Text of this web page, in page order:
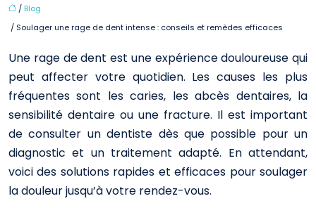
/ Blog
/ Soulager une rage de dent intense : conseils et remèdes efficaces
Une rage de dent est une expérience douloureuse qui
peut affecter votre quotidien. Les causes les plus
fréquentes sont les caries, les abcès dentaires, la
sensibilité dentaire ou une fracture. Il est important
de consulter un dentiste dès que possible pour un
diagnostic et un traitement adapté. En attendant,
voici des solutions rapides et efficaces pour soulager
la douleur jusqu’à votre rendez-vous.